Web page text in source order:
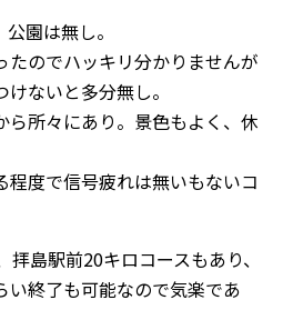
園は無し。
たのでハッキリ分かりませんが
ないと多分無し。
ら所々にあり。景色もよく、休
度で信号疲れは無いもないコ
島駅前20キロコースもあり、
い終了も可能なので気楽であ